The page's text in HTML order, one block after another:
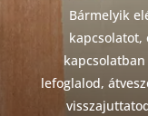
Bármelyik
lefoglalod,